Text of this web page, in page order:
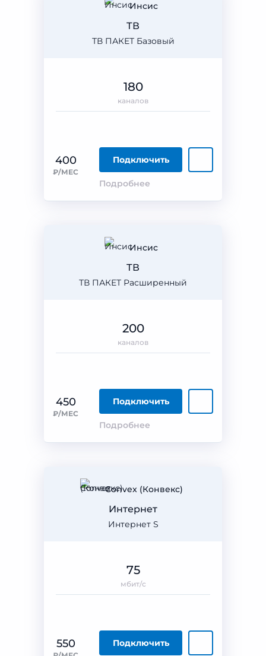
Инсис
ТВ ПАКЕТ Базовый
ТВ
400
₽/МЕС
Подключить
Подробнее
180
каналов
Инсис
ТВ ПАКЕТ Расширенный
ТВ
450
₽/МЕС
Подключить
Подробнее
200
каналов
Convex (Конвекс)
Интернет S
Интернет
550 Подключить
75
мбит/с